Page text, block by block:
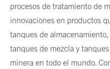
procesos de tratamiento de
innovaciones en productos
tanques de
tanques de mezcla y
minera en todo el mundo.